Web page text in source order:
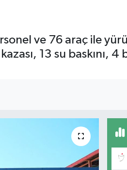
ve 76 araç ile
13 su baskını,